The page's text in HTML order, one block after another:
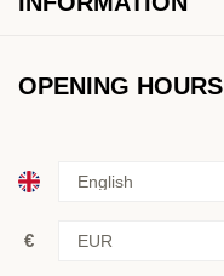
OPENING HOURS
€